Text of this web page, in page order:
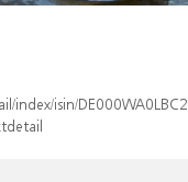
index/isin/DE000WA0LBC2